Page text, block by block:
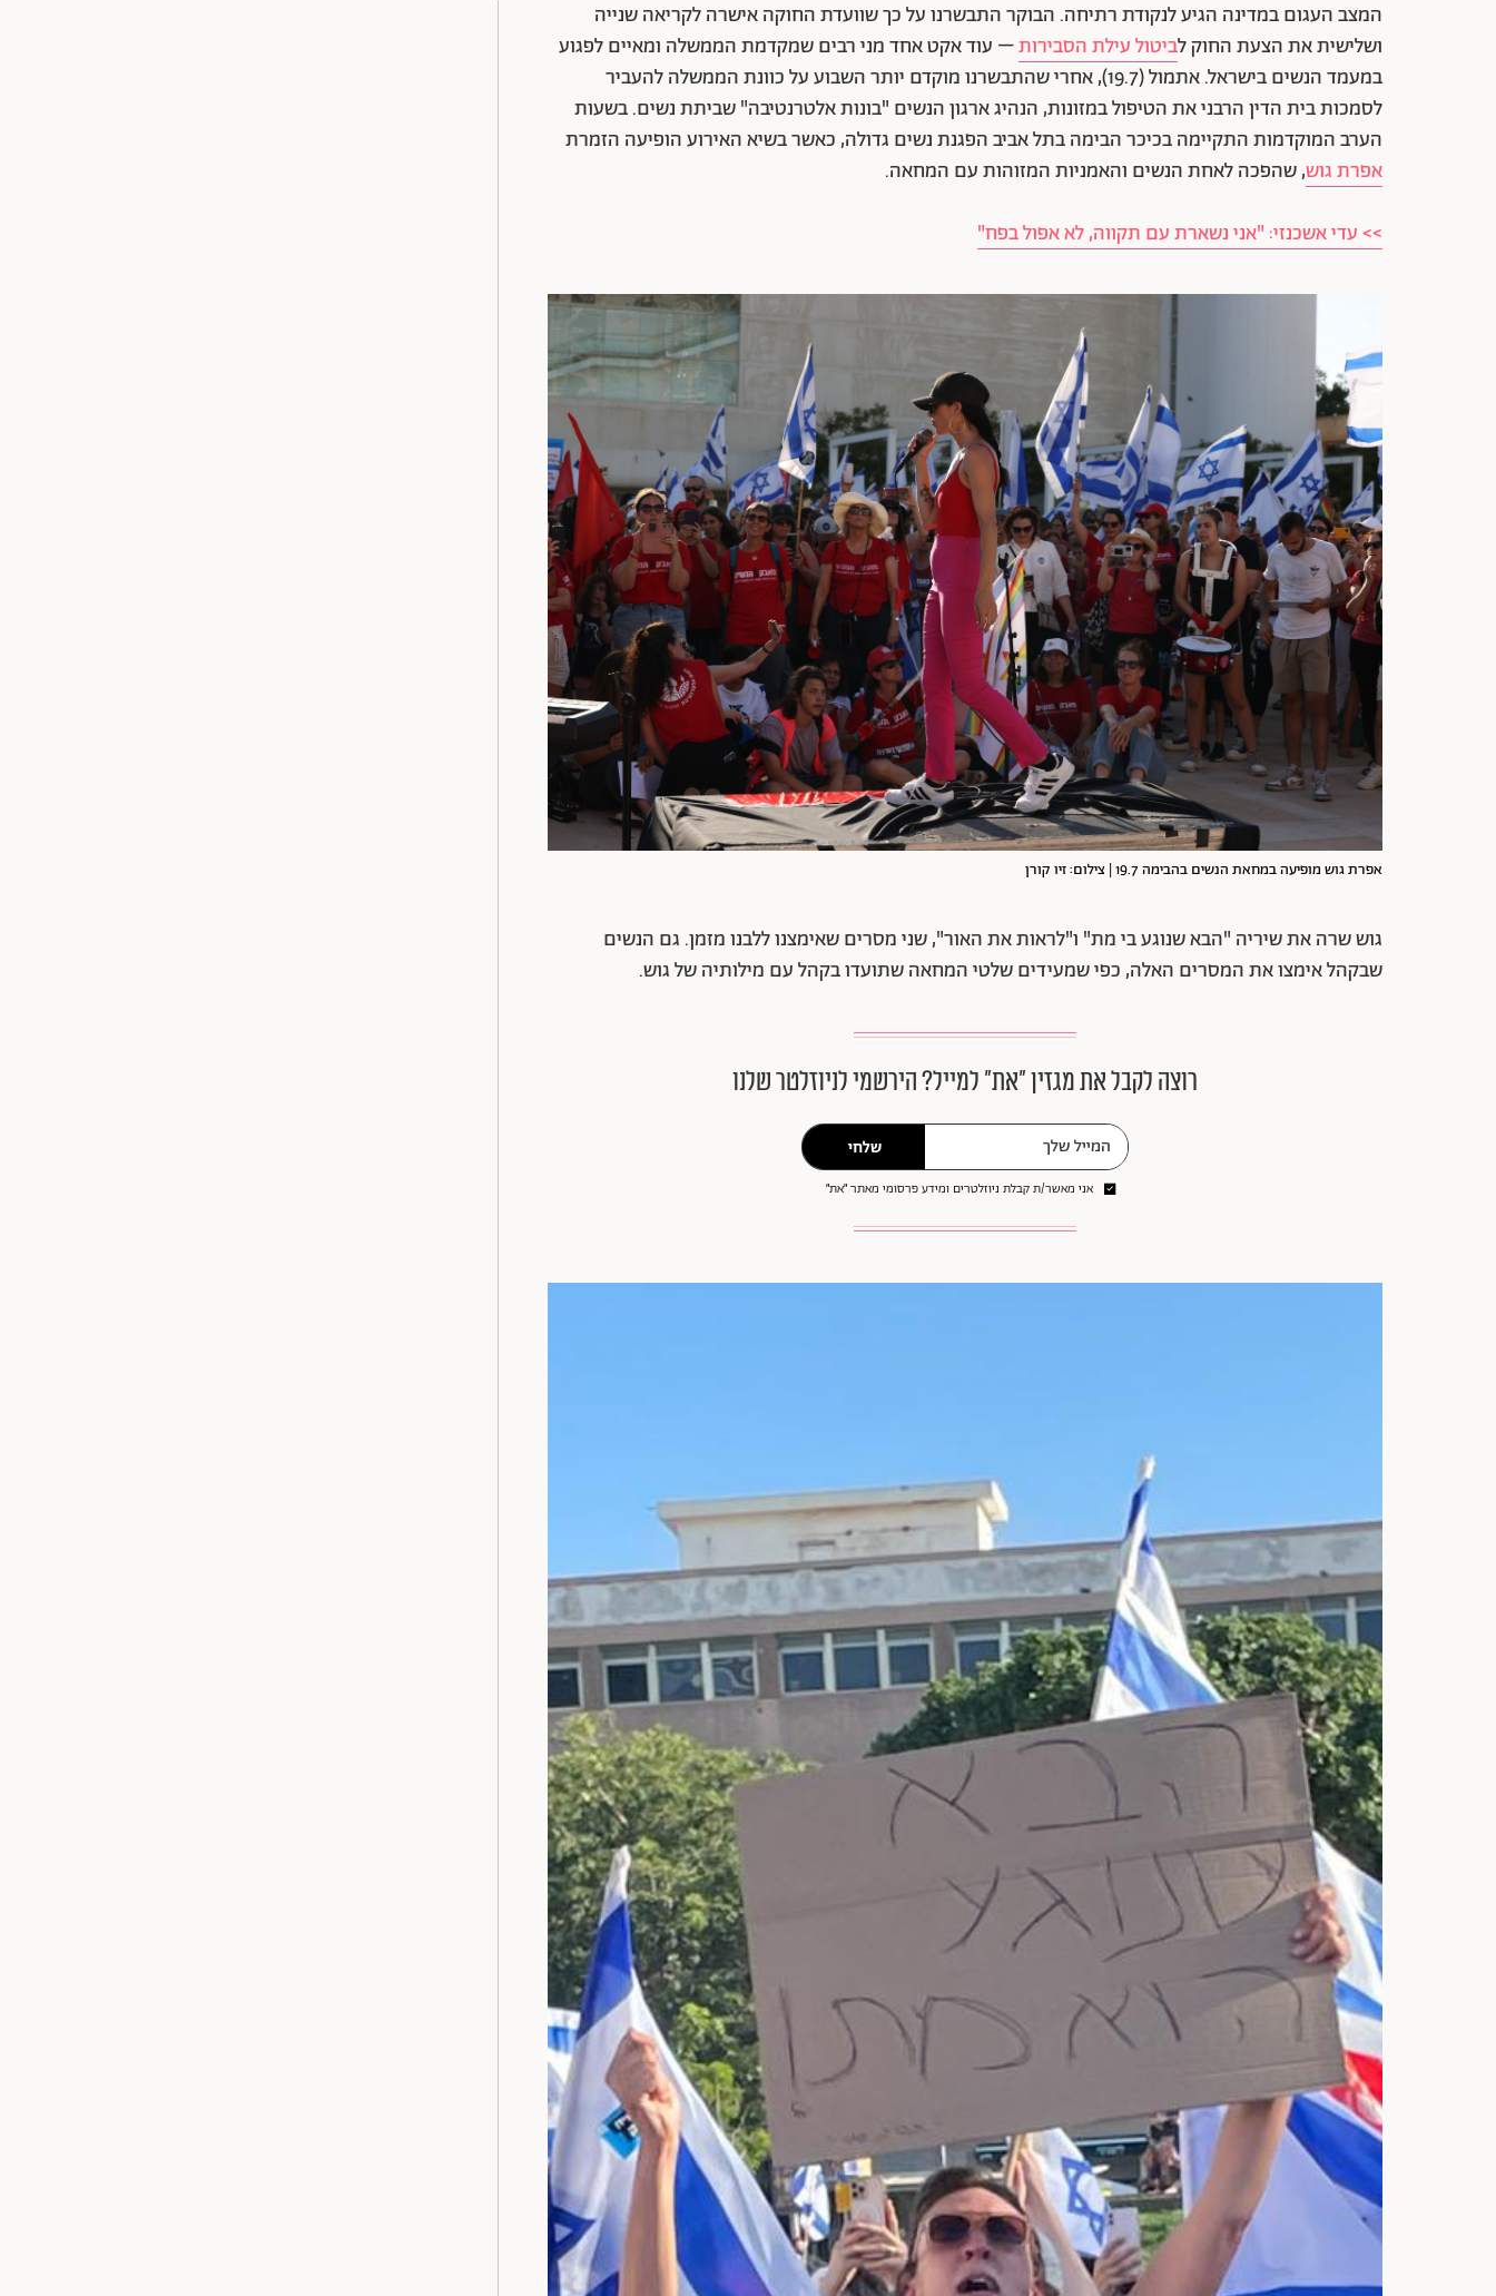
המצב העגום במדינה הגיע לנקודת רתיחה. הבוקר התבשרנו על כך שוועדת החוקה אישרה לקריאה שנייה
ושלישית את הצעת החוק לביטול עילת הסבירות– עוד אקט אחד מני רבים שמקדמת הממשלה ומאיים לפגוע
במעמד הנשים בישראל. אתמול (19.7), אחרי שהתבשרנו מוקדם יותר השבוע על כוונת הממשלה להעביר
לסמכות בית הדין הרבני את הטיפול במזונות, הנהיג ארגון הנשים "בונות אלטרנטיבה" שביתת נשים. בשעות
הערב המוקדמות התקיימה בכיכר הבימה בתל אביב הפגנת נשים גדולה, כאשר בשיא האירוע הופיעה הזמרת
אפרת גוש, שהפכה לאחת הנשים והאמניות המזוהות עם המחאה.
>> עדי אשכנזי: "אני נשארת עם תקווה, לא אפול בפח"
אפרת גוש מופיעה במחאת הנשים בהבימה 19.7 | צילום: זיו קורן
גוש שרה את שיריה "הבא שנוגע בי מת" ו"לראות את האור", שני מסרים שאימצנו ללבנו מזמן. גם הנשים
שבקהל אימצו את המסרים האלה, כפי שמעידים שלטי המחאה שתועדו בקהל עם מילותיה של גוש.
רוצה לקבל את מגזין ״את״ למייל? הירשמי לניוזלטר שלנו
שלחי
אני מאשר/ת קבלת ניוזלטרים ומידע פרסומי מאתר ״את״